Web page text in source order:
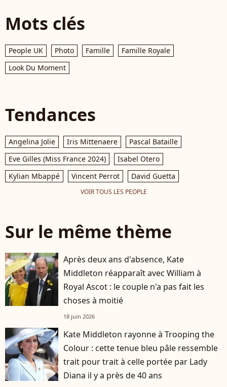
Mots clés
People UK Photo Famille
Famille Royale
Look Du Moment
Tendances
Angelina Jolie Iris Mittenaere
Pascal Bataille
Eve Gilles (Miss France 2024)
Isabel Otero
Kylian Mbappé
Vincent Perrot David Guetta
VOIR TOUS LES PEOPLE
Sur le même thème
Après deux ans d'absence, Kate
Middleton réapparaît avec William à
Royal Ascot : le couple n'a pas fait les
choses à moitié
18 juin 2026
Kate Middleton rayonne à Trooping the
Colour : cette tenue bleu pâle ressemble
trait pour trait à celle portée par Lady
Diana il y a près de 40 ans